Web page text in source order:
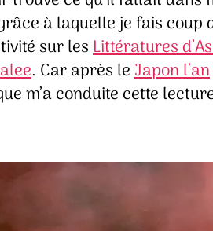
à laquelle je fais coup
sur lesLittératures
. Car après leJapon l’an
m’a conduite cette